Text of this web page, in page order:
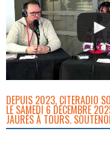
DEPUIS 2023, CITERADIO
LE SAMEDI 6 DÉCEMBRE
JAURÈS À TOURS.